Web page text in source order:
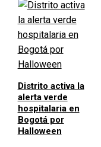
Distrito activa la
alerta verde
hospitalaria en
Bogotá por
Halloween